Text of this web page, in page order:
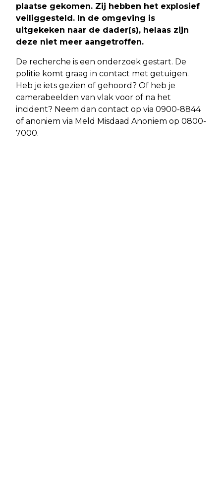
plaatse gekomen. Zij hebben het explosief
veiliggesteld. In de omgeving is
uitgekeken naar de dader(s), helaas zijn
deze niet meer aangetroffen.
De recherche is een onderzoek gestart. De
politie komt graag in contact met getuigen.
Heb je iets gezien of gehoord? Of heb je
camerabeelden van vlak voor of na het
incident? Neem dan contact op via 0900-8844
of anoniem via Meld Misdaad Anoniem op 0800-
7000.